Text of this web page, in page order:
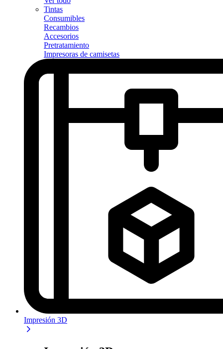
Tintas
Consumibles
Recambios
Accesorios
Pretratamiento
Impresoras de camisetas
Impresión 3D